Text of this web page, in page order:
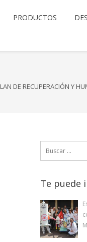
PRODUCTOS
DE RECUPERACIÓN Y
Te puede